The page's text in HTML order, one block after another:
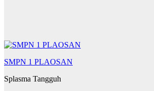
SMPN 1 PLAOSAN
Splasma Tangguh